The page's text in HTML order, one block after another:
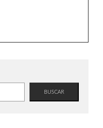
BUSCAR